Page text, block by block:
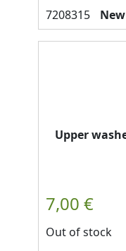
New
Upper
Out of stock